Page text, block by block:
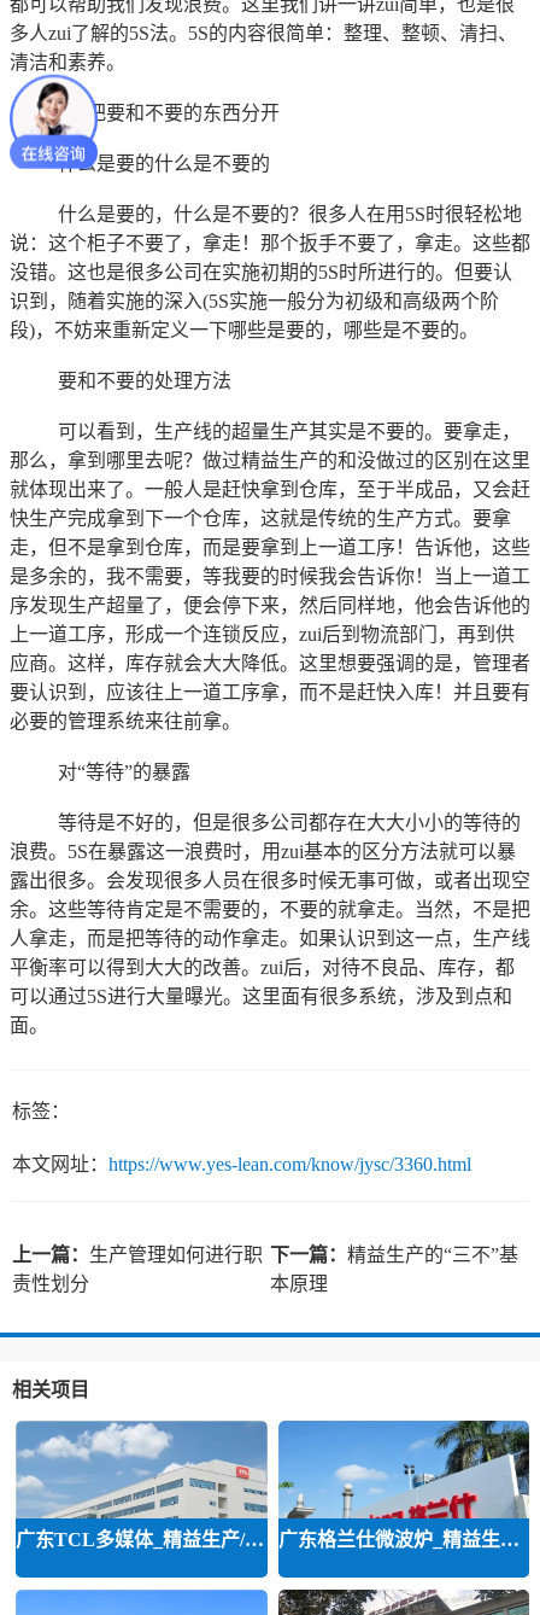
多人zui了解的5S法。5S的内容很简单：整理、整顿、清扫、
清洁和素养。
3．把要和不要的东西分开
什么是要的什么是不要的
什么是要的，什么是不要的？很多人在用5S时很轻松地
说：这个柜子不要了，拿走！那个扳手不要了，拿走。这些都
没错。这也是很多公司在实施初期的5S时所进行的。但要认
识到，随着实施的深入(5S实施一般分为初级和高级两个阶
段)，不妨来重新定义一下哪些是要的，哪些是不要的。
要和不要的处理方法
可以看到，生产线的超量生产其实是不要的。要拿走，
那么，拿到哪里去呢？做过精益生产的和没做过的区别在这里
就体现出来了。一般人是赶快拿到仓库，至于半成品，又会赶
快生产完成拿到下一个仓库，这就是传统的生产方式。要拿
走，但不是拿到仓库，而是要拿到上一道工序！告诉他，这些
是多余的，我不需要，等我要的时候我会告诉你！当上一道工
序发现生产超量了，便会停下来，然后同样地，他会告诉他的
上一道工序，形成一个连锁反应，zui后到物流部门，再到供
应商。这样，库存就会大大降低。这里想要强调的是，管理者
要认识到，应该往上一道工序拿，而不是赶快入库！并且要有
必要的管理系统来往前拿。
对“等待”的暴露
等待是不好的，但是很多公司都存在大大小小的等待的
浪费。5S在暴露这一浪费时，用zui基本的区分方法就可以暴
露出很多。会发现很多人员在很多时候无事可做，或者出现空
余。这些等待肯定是不需要的，不要的就拿走。当然，不是把
人拿走，而是把等待的动作拿走。如果认识到这一点，生产线
平衡率可以得到大大的改善。zui后，对待不良品、库存，都
可以通过5S进行大量曝光。这里面有很多系统，涉及到点和
面。
标签：
本文网址： https://www.yes-lean.com/know/jysc/3360.html
上一篇： 生产管理如何进行职
责性划分
下一篇： 精益生产的“三不”基
本原理
相关项目
广东TCL多媒体_精益生产/精益品质/ 广东格兰仕微波炉_精益生产等咨询